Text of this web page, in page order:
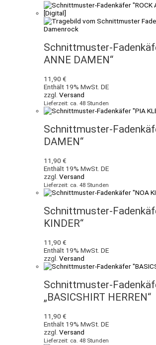
Schnittmuster-
ANNE DAMEN“
11,90 €
Enthält 19% MwSt. DE
zzgl. Versand
Lieferzeit: ca. 48 Stunden
Schnittmuster-
DAMEN“
11,90 €
Enthält 19% MwSt. DE
zzgl. Versand
Lieferzeit: ca. 48 Stunden
Schnittmuster-
KINDER“
11,90 €
Enthält 19% MwSt. DE
zzgl. Versand
Schnittmuster-
„BASICSHIRT HERREN“
11,90 €
Enthält 19% MwSt. DE
zzgl. Versand
Lieferzeit: ca. 48 Stunden